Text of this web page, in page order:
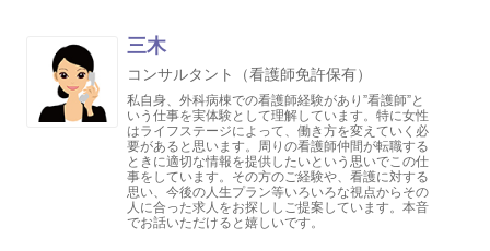
三木
コンサルタント（看護師免許保有）
私自身、外科病棟での看護師経験があり”看護師”と
いう仕事を実体験として理解しています。特に女性
はライフステージによって、働き方を変えていく必
要があると思います。周りの看護師仲間が転職する
ときに適切な情報を提供したいという思いでこの仕
事をしています。その方のご経験や、看護に対する
思い、今後の人生プラン等いろいろな視点からその
人に合った求人をお探ししご提案しています。本音
でお話いただけると嬉しいです。